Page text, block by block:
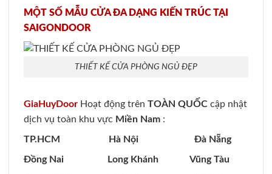
MỘT SỐ MẪU CỬA ĐA DẠNG KIẾN TRÚC TẠI
SAIGONDOOR
THIẾT KẾ CỬA PHÒNG NGỦ ĐẸP
GiaHuyDoor Hoạt động trên TOÀN QUỐC cập nhật
dịch vụ toàn khu vực Miền Nam :
TP.HCM Hà Nội Đà Nẵng
Đồng Nai Long Khánh Vũng Tàu